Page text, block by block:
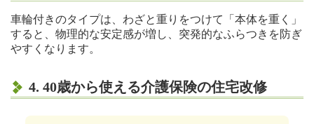
車輪付きのタイプは、わざと重りをつけて「本体を重く」
すると、物理的な安定感が増し、突発的なふらつきを防ぎ
やすくなります。
4. 40歳から使える介護保険の住宅改修